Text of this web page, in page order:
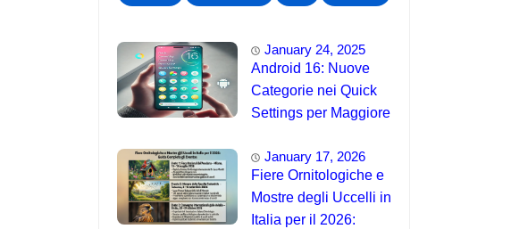
January 24, 2025
Android 16: Nuove
Categorie nei Quick
Settings per Maggiore
January 17, 2026
Fiere Ornitologiche e
Mostre degli Uccelli in
Italia per il 2026: